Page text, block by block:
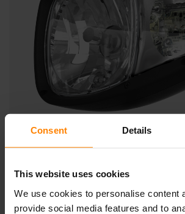
Consent Details
This website uses cookies
We use cookies to personalise content
provide social media features and to
N503 LED